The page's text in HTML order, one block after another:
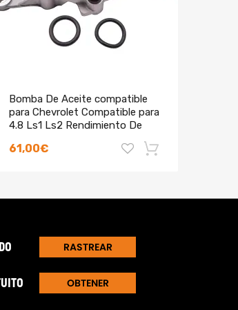
Bomba De Aceite compatible
para Chevrolet Compatible para
4.8 Ls1 Ls2 Rendimiento De
61,00€
-18%
RASTREAR
OBTENER